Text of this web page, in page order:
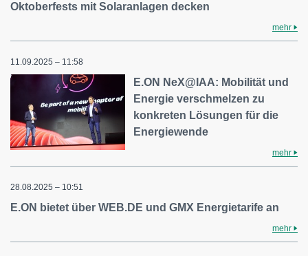
Oktoberfests mit Solaranlagen decken
mehr
11.09.2025 – 11:58
E.ON NeX@IAA: Mobilität und
Energie verschmelzen zu
konkreten Lösungen für die
Energiewende
mehr
28.08.2025 – 10:51
E.ON bietet über WEB.DE und GMX Energietarife an
mehr